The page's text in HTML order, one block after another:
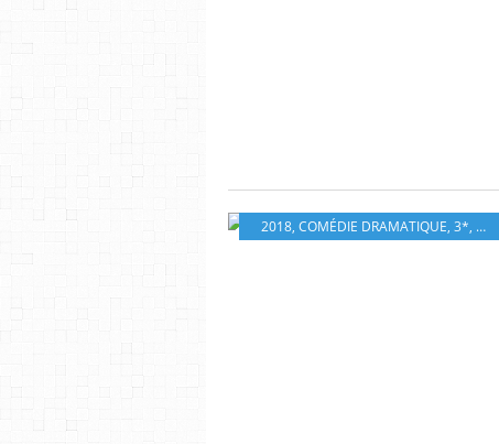
2018, COMÉDIE DRAMATIQUE, 3*,